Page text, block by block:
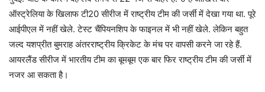
ऑस्ट्रेलिया के खिलाफ टी20 सीरीज में राष्ट्रीय टीम की जर्सी में देखा गया था. पूरे
आईपीएल में नहीं खेले. टेस्ट चैंपियनशिप के फाइनल में भी नहीं खेले. लेकिन बहुत
जल्द यशप्रीत बुमराह अंतरराष्ट्रीय क्रिकेट के मंच पर वापसी करने जा रहे हैं.
आयरलैंड सीरीज में भारतीय टीम का बूमबूम एक बार फिर राष्ट्रीय टीम की जर्सी में
नजर आ सकता है।